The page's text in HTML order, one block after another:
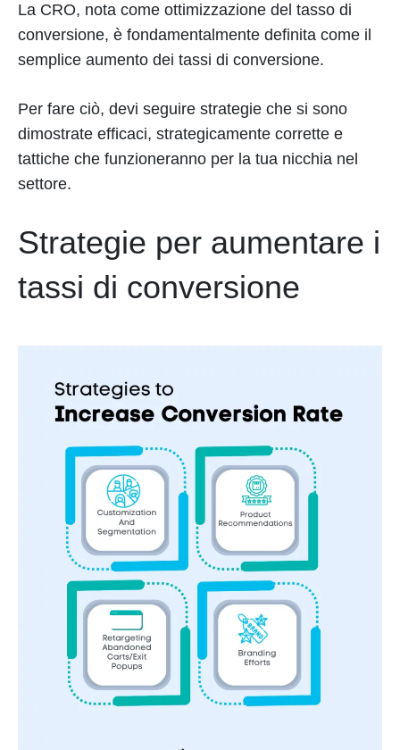
La CRO, nota come ottimizzazione del tasso di
conversione, è fondamentalmente definita come il
semplice aumento dei tassi di conversione.
Per fare ciò, devi seguire strategie che si sono
dimostrate efficaci, strategicamente corrette e
tattiche che funzioneranno per la tua nicchia nel
settore.
Strategie per aumentare i
tassi di conversione